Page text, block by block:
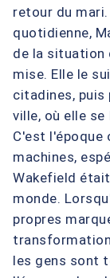
retour du
quotidienne,
de la situation
mise. Elle le
citadines, puis
ville, où elle
C'est l'époque
machines,
Wakefield
monde.
propres
les gens sont